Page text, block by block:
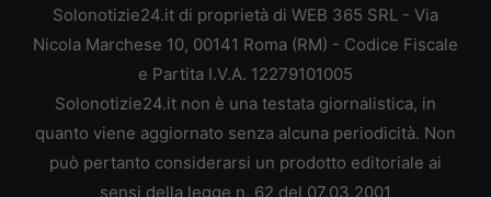
Solonotizie24.it di proprietà di WEB 365 SRL - Via
Nicola Marchese 10, 00141 Roma (RM) - Codice Fiscale
e Partita I.V.A. 12279101005
Solonotizie24.it non è una testata giornalistica, in
quanto viene aggiornato senza alcuna periodicità. Non
può pertanto considerarsi un prodotto editoriale ai
sensi della legge n. 62 del 07.03.2001